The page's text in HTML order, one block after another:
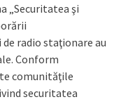
„Securitatea şi
radio staţionare au
Conform
comunităţile
securitatea